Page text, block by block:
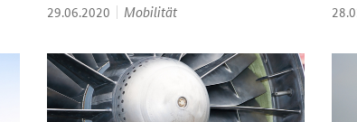
Datum:
29.06.2020 Thema:
Mobilität